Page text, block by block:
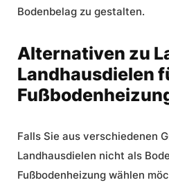
Bodenbelag zu gestalten.
Alternativen zu
Landhausdielen
Falls Sie aus verschiedenen
Landhausdielen nicht als
Fußbodenheizung wählen